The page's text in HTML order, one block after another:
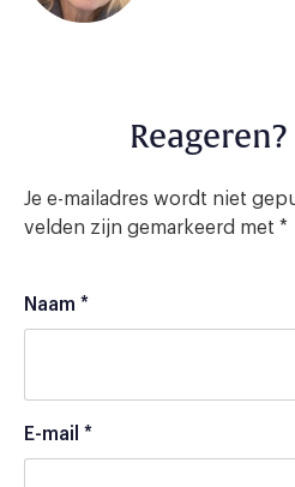
Je e-mailadres wordt niet
velden zijn gemarkeerd met *
Naam *
E-mail *